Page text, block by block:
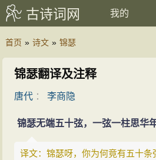
古诗词网 我的
首页 » 诗文 » 锦瑟
锦瑟翻译及注释
唐代 ：李商隐
锦瑟无端五十弦，一弦一柱思华年
译文：锦瑟呀，你为何竟有五十条